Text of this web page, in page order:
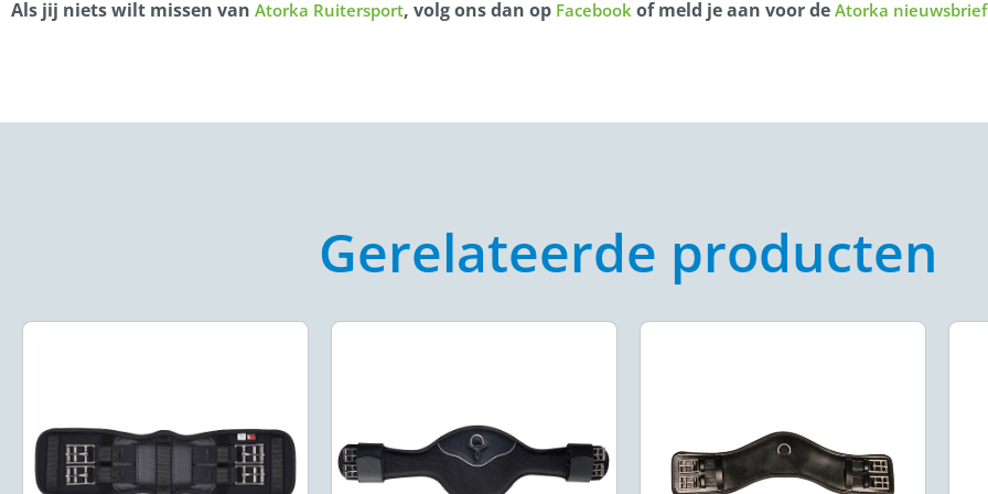
Als jij niets wilt missen van Atorka Ruitersport, volg ons dan op Facebook of meld je aan voor de Atorka nieuwsbrief
Gerelateerde producten